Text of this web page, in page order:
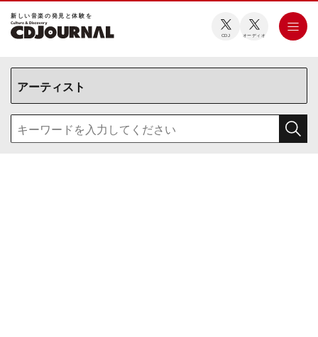
新しい⾳楽の発⾒と体験を
CDJ オーディオ